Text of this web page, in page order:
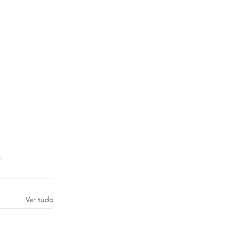
Ver tudo